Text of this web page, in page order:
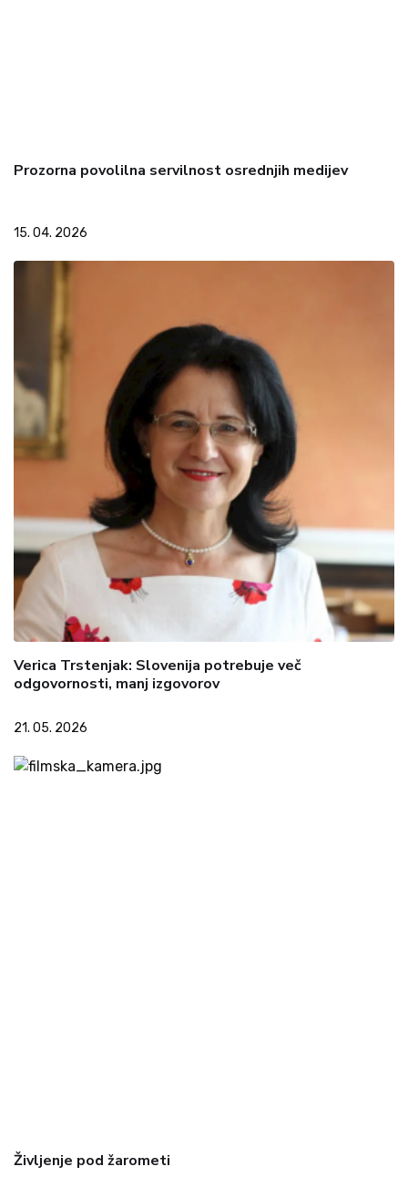
Prozorna povolilna servilnost osrednjih medijev
15. 04. 2026
Verica Trstenjak: Slovenija potrebuje več
odgovornosti, manj izgovorov
21. 05. 2026
Življenje pod žarometi